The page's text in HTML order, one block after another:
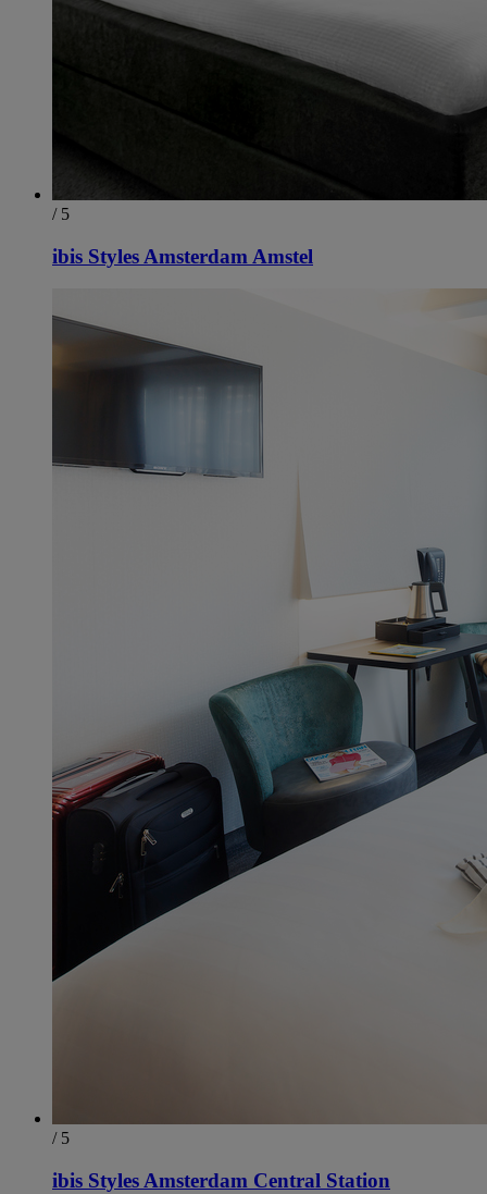
/ 5
ibis Styles Amsterdam Amstel
/ 5
ibis Styles Amsterdam Central Station